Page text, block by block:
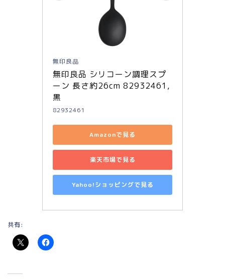
無印良品
無印良品 シリコーン調理スプ
ーン 長さ約26cm 82932461,
黒
82932461
Amazonで見る
楽天市場で見る
Yahoo!ショッピングで見る
共有: